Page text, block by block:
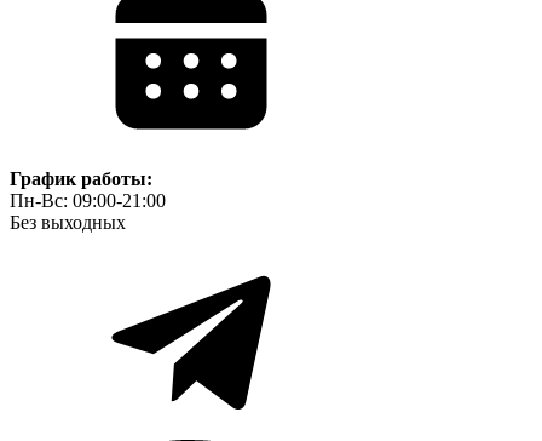
График работы:
Пн-Вс: 09:00-21:00
Без выходных